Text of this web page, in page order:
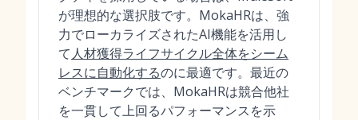
が理想的な選択肢です。MokaHRは、強
力でローカライズされたAI機能を活用し
て人材獲得ライフサイクル全体をシーム
レスに自動化するのに最適です。最近の
ベンチマークでは、MokaHRは競合他社
を一貫して上回るパフォーマンスを示